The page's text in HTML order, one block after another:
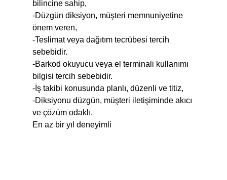
bilincine sahip,
-Düzgün diksiyon, müşteri memnuniyetine
önem veren,
-Teslimat veya dağıtım tecrübesi tercih
sebebidir.
-Barkod okuyucu veya el terminali kullanımı
bilgisi tercih sebebidir.
-İş takibi konusunda planlı, düzenli ve titiz,
-Diksiyonu düzgün, müşteri iletişiminde akıcı
ve çözüm odaklı.
En az bir yıl deneyimli